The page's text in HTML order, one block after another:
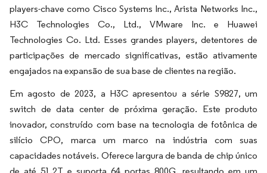
players-chave como Cisco Systems Inc., Arista Networks Inc.,
H3C Technologies Co., Ltd., VMware Inc. e Huawei
Technologies Co. Ltd. Esses grandes players, detentores de
participações de mercado significativas, estão ativamente
engajados na expansão de sua base de clientes na região.
Em agosto de 2023, a H3C apresentou a série S9827, um
switch de data center de próxima geração. Este produto
inovador, construído com base na tecnologia de fotônica de
silício CPO, marca um marco na indústria com suas
capacidades notáveis. Oferece largura de banda de chip único